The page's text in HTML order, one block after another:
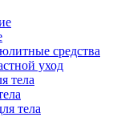
средства
уход
тела
тела